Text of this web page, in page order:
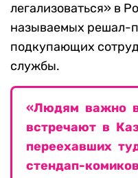
легализоваться» в
называемых решал-
подкупающих
службы.
«Людям важно
встречают в
переехавших
стендап-комиков